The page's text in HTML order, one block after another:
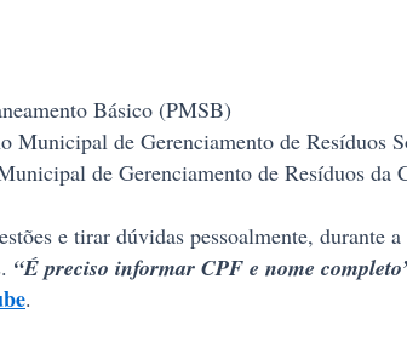
Básico (PMSB)
Municipal de Gerenciamento de Resíduos
de Gerenciamento de Resíduos
e tirar dúvidas pessoalmente, durante
“É preciso informar CPF e nome
.